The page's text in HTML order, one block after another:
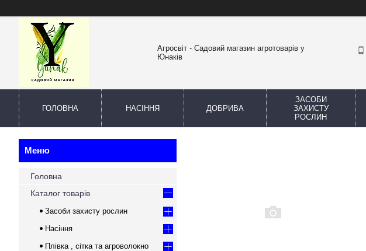
Агросвіт - Садовий магазин агротоварів у
Юнаків
ГОЛОВНА НАСІННЯ ДОБРИВА
ЗАСОБИ
ЗАХИСТУ
РОСЛИН
Головна
Каталог товарів
Засоби захисту рослин
Насіння
Плівка , сітка та агроволокно